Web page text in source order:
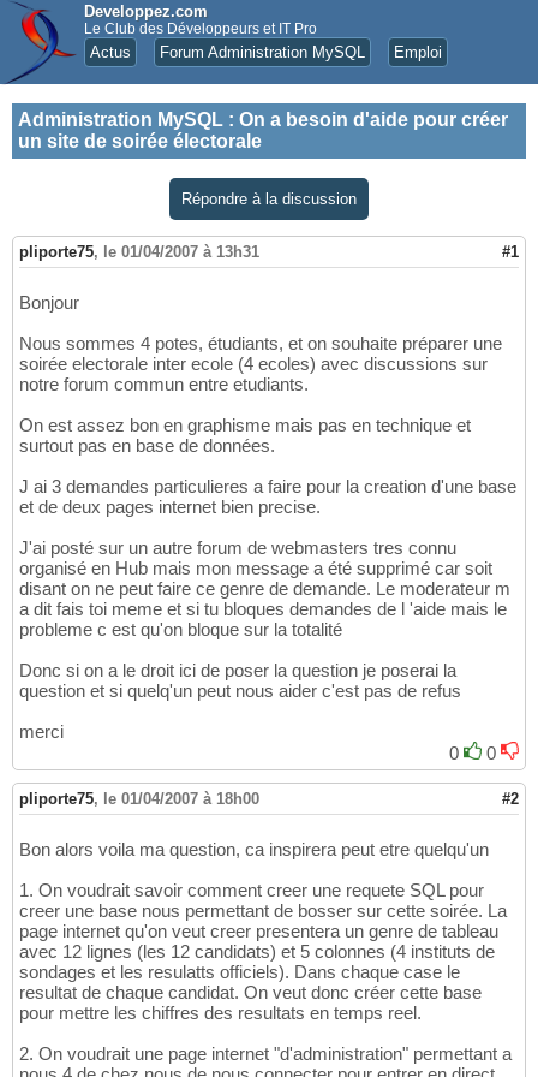
Developpez.com
Le Club des Développeurs et IT Pro
Actus Forum Administration MySQL Emploi
Administration MySQL : On a besoin d'aide pour créer
un site de soirée électorale
Répondre à la discussion
pliporte75, le 01/04/2007 à 13h31 #1
Bonjour
Nous sommes 4 potes, étudiants, et on souhaite préparer une
soirée electorale inter ecole (4 ecoles) avec discussions sur
notre forum commun entre etudiants.
On est assez bon en graphisme mais pas en technique et
surtout pas en base de données.
J ai 3 demandes particulieres a faire pour la creation d'une base
et de deux pages internet bien precise.
J'ai posté sur un autre forum de webmasters tres connu
organisé en Hub mais mon message a été supprimé car soit
disant on ne peut faire ce genre de demande. Le moderateur m
a dit fais toi meme et si tu bloques demandes de l 'aide mais le
probleme c est qu'on bloque sur la totalité
Donc si on a le droit ici de poser la question je poserai la
question et si quelq'un peut nous aider c'est pas de refus
merci
0
0
pliporte75, le 01/04/2007 à 18h00 #2
Bon alors voila ma question, ca inspirera peut etre quelqu'un
1. On voudrait savoir comment creer une requete SQL pour
creer une base nous permettant de bosser sur cette soirée. La
page internet qu'on veut creer presentera un genre de tableau
avec 12 lignes (les 12 candidats) et 5 colonnes (4 instituts de
sondages et les resulatts officiels). Dans chaque case le
resultat de chaque candidat. On veut donc créer cette base
pour mettre les chiffres des resultats en temps reel.
2. On voudrait une page internet "d'administration" permettant a